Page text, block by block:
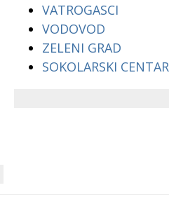
VATROGASCI
VODOVOD
ZELENI GRAD
SOKOLARSKI CENTAR